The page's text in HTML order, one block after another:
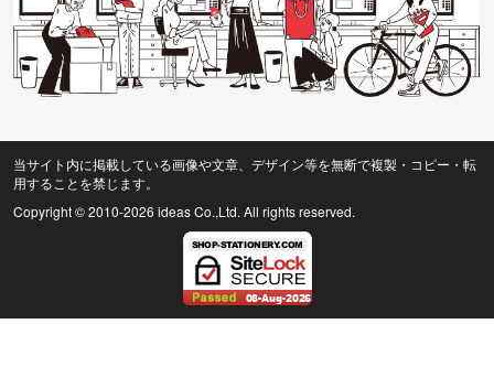
当サイト内に掲載している画像や文章、デザイン等を無断で複製・コピー・転
用することを禁じます。
Copyright © 2010-2026 ideas Co.,Ltd. All rights reserved.